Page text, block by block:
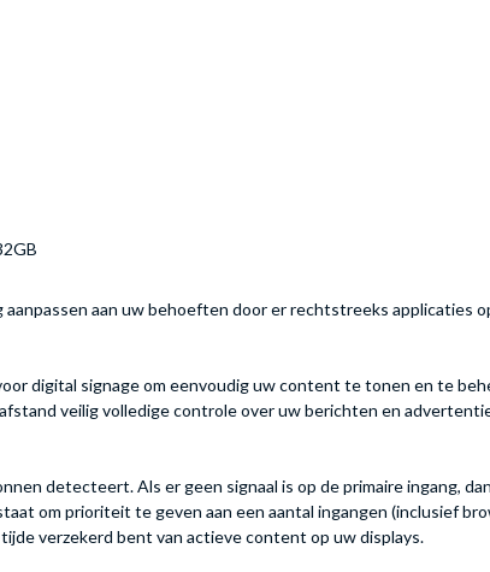
aan uw behoeften door er rechtstreeks applicaties
digital signage om eenvoudig uw content te tonen en te
veilig volledige controle over uw berichten en
detecteert. Als er geen signaal is op de primaire ingang,
om prioriteit te geven aan een aantal ingangen (inclusief
verzekerd bent van actieve content op uw displays.